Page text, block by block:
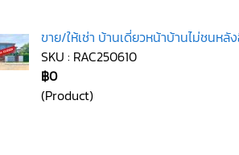
ขาย/ให้เช่า บ้านเดี่ยวหน้าบ้านไม่ชนห
SKU : RAC250610
฿0
(Product)